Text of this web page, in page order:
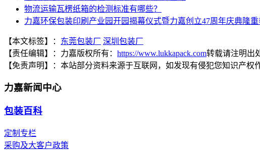
物流运输瓦楞纸箱的检测标准有哪些？
力嘉环保包装印刷产业园开园揭幕仪式暨力嘉创立47周年庆典隆
【本文标签】： 东莞包装厂 深圳包装厂
【责任编辑】： 力嘉版权所有： https://www.lukkapack.com转载请注明出
【免责声明】： 本站部分资料来源于互联网，如发现有侵犯您知识产权
力嘉新闻中心
包装百科
定制专栏
采购及大客户政策